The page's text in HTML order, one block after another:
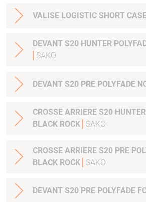
VALISE LOGISTIC SHORT
DEVANT S20 HUNTER
SAKO
DEVANT S20 PRE POLYFADE
CROSSE ARRIERE S20
BLACK ROCK
SAKO
CROSSE ARRIERE S20 PRE
BLACK ROCK
SAKO
DEVANT S20 PRE